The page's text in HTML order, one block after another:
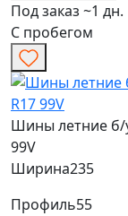
Под заказ ~1 дн.
С пробегом
Шины летние б/
99V
Ширина235
Профиль55